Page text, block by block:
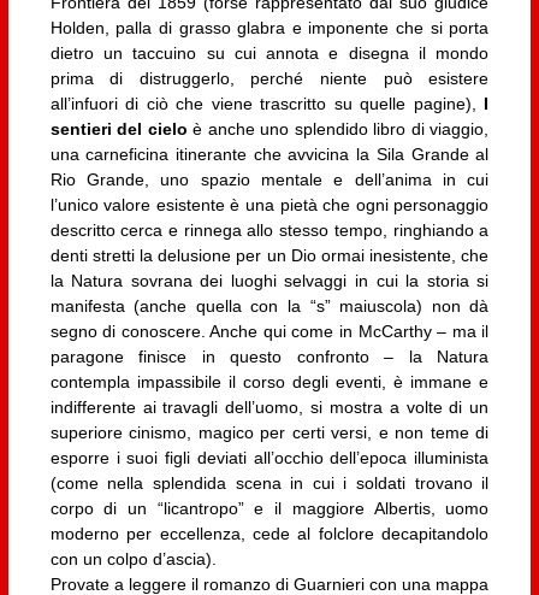
Holden, palla di grasso glabra e imponente che si porta
dietro un taccuino su cui annota e disegna il mondo
prima di distruggerlo, perché niente può esistere
all’infuori di ciò che viene trascritto su quelle pagine), I
sentieri del cieloè anche uno splendido libro di viaggio,
una carneficina itinerante che avvicina la Sila Grande al
Rio Grande, uno spazio mentale e dell’anima in cui
l’unico valore esistente è una pietà che ogni personaggio
descritto cerca e rinnega allo stesso tempo, ringhiando a
denti stretti la delusione per un Dio ormai inesistente, che
la Natura sovrana dei luoghi selvaggi in cui la storia si
manifesta (anche quella con la “s” maiuscola) non dà
segno di conoscere. Anche qui come in McCarthy – ma il
paragone finisce in questo confronto – la Natura
contempla impassibile il corso degli eventi, è immane e
indifferente ai travagli dell’uomo, si mostra a volte di un
superiore cinismo, magico per certi versi, e non teme di
esporre i suoi figli deviati all’occhio dell’epoca illuminista
(come nella splendida scena in cui i soldati trovano il
corpo di un “licantropo” e il maggiore Albertis, uomo
moderno per eccellenza, cede al folclore decapitandolo
con un colpo d’ascia).
Provate a leggere il romanzo di Guarnieri con una mappa